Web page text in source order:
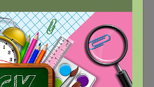
задать вопрос
на сайте
минуты